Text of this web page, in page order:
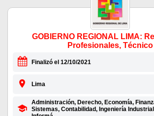
GOBIERNO REGIONAL LIMA:
Profesionales, Técnico
Finalizó el 12/10/2021
Lima
Administración, Derecho, Economía,
Sistemas, Contabilidad, Ingeniería